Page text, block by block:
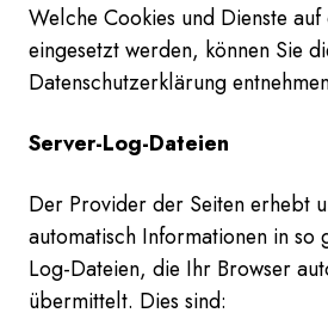
Welche Cookies und Dienste
eingesetzt werden, können Sie
Datenschutzerklärung
Server-Log-Dateien
Der Provider der Seiten erhebt
automatisch Informationen in so
Log-Dateien, die Ihr Browser
übermittelt. Dies sind: